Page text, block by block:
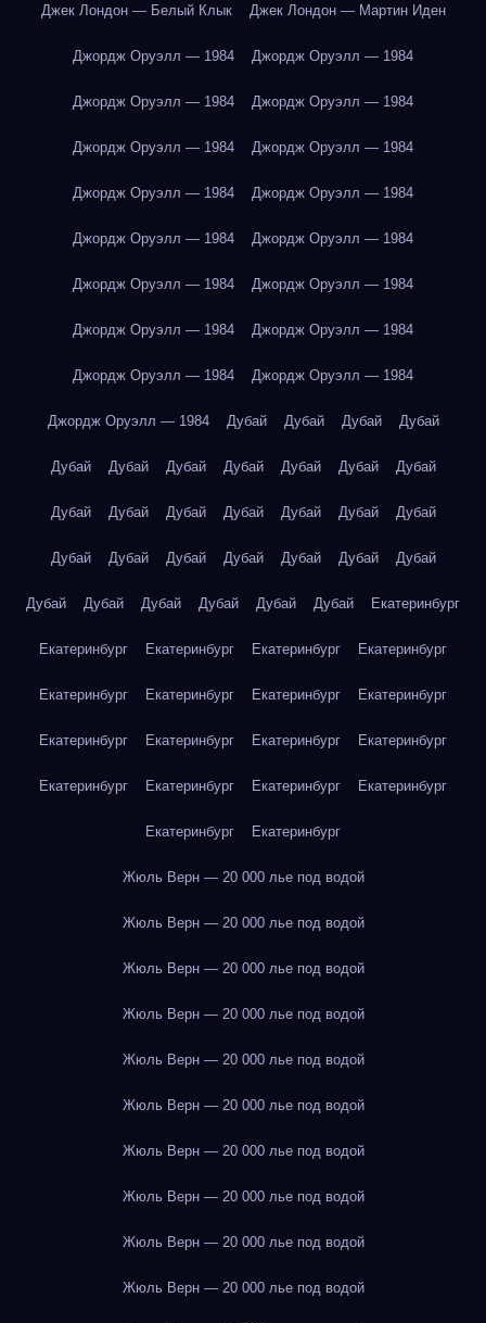
Джек Лондон — Белый Клык Джек Лондон — Мартин Иден
Джордж Оруэлл — 1984 Джордж Оруэлл — 1984
Джордж Оруэлл — 1984 Джордж Оруэлл — 1984
Джордж Оруэлл — 1984 Джордж Оруэлл — 1984
Джордж Оруэлл — 1984 Джордж Оруэлл — 1984
Джордж Оруэлл — 1984 Джордж Оруэлл — 1984
Джордж Оруэлл — 1984 Джордж Оруэлл — 1984
Джордж Оруэлл — 1984 Джордж Оруэлл — 1984
Джордж Оруэлл — 1984 Джордж Оруэлл — 1984
Джордж Оруэлл — 1984 Дубай Дубай Дубай Дубай
Дубай Дубай Дубай Дубай Дубай Дубай Дубай
Дубай Дубай Дубай Дубай Дубай Дубай Дубай
Дубай Дубай Дубай Дубай Дубай Дубай Дубай
Дубай Дубай Дубай Дубай Дубай Дубай Екатеринбург
Екатеринбург Екатеринбург Екатеринбург Екатеринбург
Екатеринбург Екатеринбург Екатеринбург Екатеринбург
Екатеринбург Екатеринбург Екатеринбург Екатеринбург
Екатеринбург Екатеринбург Екатеринбург Екатеринбург
Екатеринбург Екатеринбург
Жюль Верн — 20 000 лье под водой
Жюль Верн — 20 000 лье под водой
Жюль Верн — 20 000 лье под водой
Жюль Верн — 20 000 лье под водой
Жюль Верн — 20 000 лье под водой
Жюль Верн — 20 000 лье под водой
Жюль Верн — 20 000 лье под водой
Жюль Верн — 20 000 лье под водой
Жюль Верн — 20 000 лье под водой
Жюль Верн — 20 000 лье под водой